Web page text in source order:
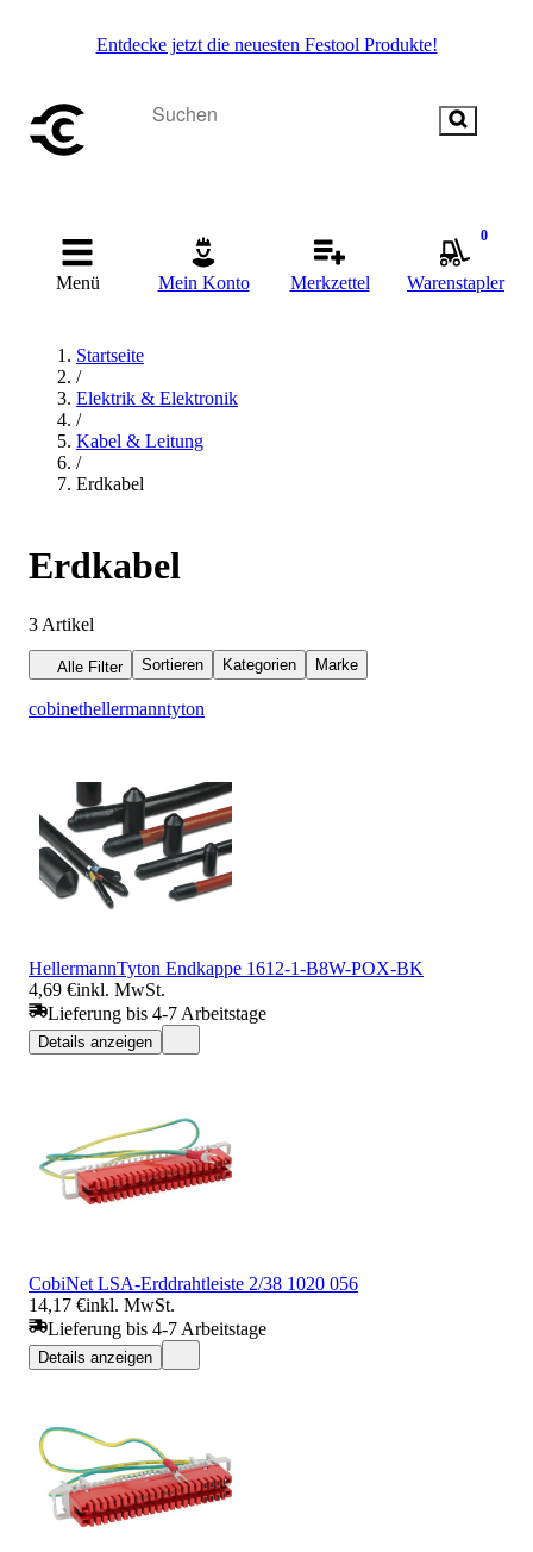
Entdecke jetzt die neuesten Festool Produkte!
Menü Mein Konto Merkzettel
0
Warenstapler
Startseite
/
Elektrik & Elektronik
/
Kabel & Leitung
/
Erdkabel
Erdkabel
3 Artikel
Alle Filter Sortieren Kategorien Marke
cobinethellermanntyton
HellermannTyton Endkappe 1612-1-B8W-POX-BK
4,69 €inkl. MwSt.
Lieferung bis 4-7 Arbeitstage
Details anzeigen
CobiNet LSA-Erddrahtleiste 2/38 1020 056
14,17 €inkl. MwSt.
Lieferung bis 4-7 Arbeitstage
Details anzeigen